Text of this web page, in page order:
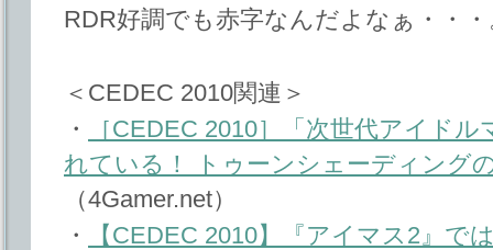
RDR好調でも赤字なんだよなぁ・・
＜CEDEC 2010関連＞
・
［CEDEC 2010］「次世代アイド
れている！ トゥーンシェーディング
（4Gamer.net）
・
【CEDEC 2010】『アイマス2』で